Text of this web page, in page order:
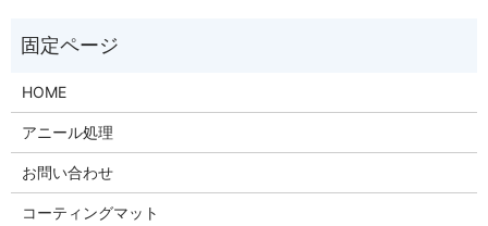
HOME
アニール処理
お問い合わせ
コーティングマット